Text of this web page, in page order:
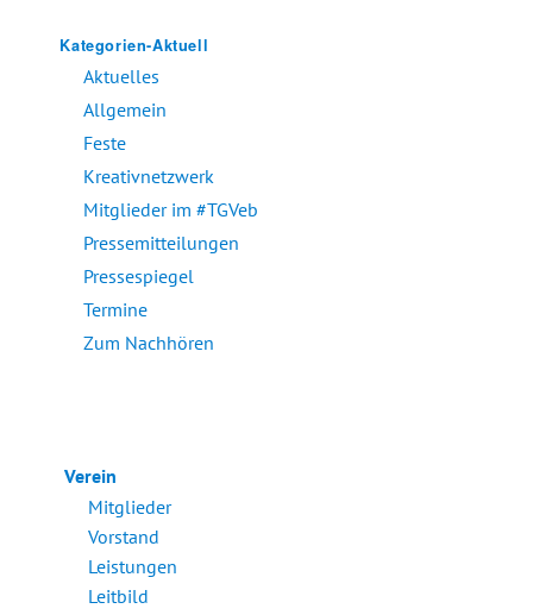
Kategorien-Aktuell
Aktuelles
Allgemein
Feste
Kreativnetzwerk
Mitglieder im #TGVeb
Pressemitteilungen
Pressespiegel
Termine
Zum Nachhören
Verein
Mitglieder
Vorstand
Leistungen
Leitbild